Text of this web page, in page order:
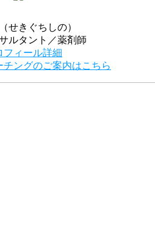
（せきぐちしの）
ルタント／薬剤師
フィール詳細
チングのご案内はこちら